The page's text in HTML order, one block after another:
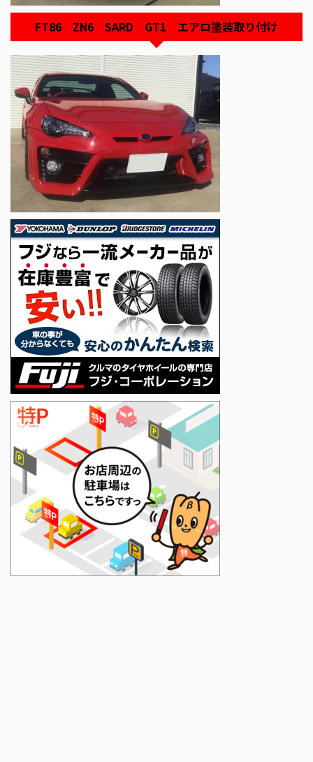
FT86 ZN6 SARD GT1 エアロ塗装取り付け